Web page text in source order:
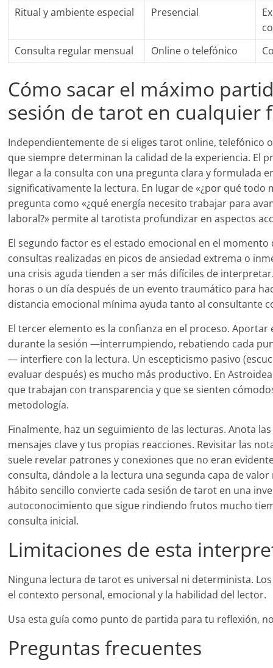
Ritual y ambiente especial Presencial
Consulta regular mensual
Online o telefónico
Cómo sacar el máximo
sesión de tarot en cualquier
Independientemente de si eliges tarot online, telefónico
que siempre determinan la calidad de la experiencia. El
llegar a la consulta con una pregunta clara y formulada
significativamente la lectura. En lugar de «¿por qué todo
pregunta como «¿qué energía necesito trabajar para
laboral?» permite al tarotista profundizar en aspectos
El segundo factor es el estado emocional en el momento
consultas realizadas en picos de ansiedad extrema o
una crisis aguda tienden a ser más difíciles de
horas o un día después de un evento traumático para
distancia emocional mínima ayuda tanto al consultante
El tercer elemento es la confianza en el proceso. Aportar
durante la sesión —interrumpiendo, rebatiendo cada
— interfiere con la lectura. Un escepticismo pasivo
evaluar después) es mucho más productivo. En
que trabajan con transparencia y que se sienten
metodología.
Finalmente, haz un seguimiento de las lecturas. Anota
mensajes clave y tus propias reacciones. Revisitar las
suele revelar patrones y conexiones que no eran
consulta, dándole a la lectura una segunda capa de
hábito sencillo convierte cada sesión de tarot en una
autoconocimiento que sigue rindiendo frutos mucho
consulta inicial.
Limitaciones de esta
Ninguna lectura de tarot es universal ni determinista.
el contexto personal, emocional y la habilidad del lector.
Usa esta guía como punto de partida para tu reflexión,
Preguntas frecuentes